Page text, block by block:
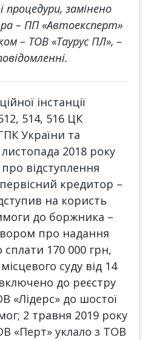
процедури, замінено
– ПП «Автоексперт»
– ТОВ «Таурус ПЛ», –
інстанції
514, 516 ЦК
України та
2018 року
відступлення
кредитор –
на користь
до боржника –
про надання
170 000 грн,
суду від 14
до реєстру
«Лідерс» до шостої
2 травня 2019 року
«Перт» уклало з ТОВ